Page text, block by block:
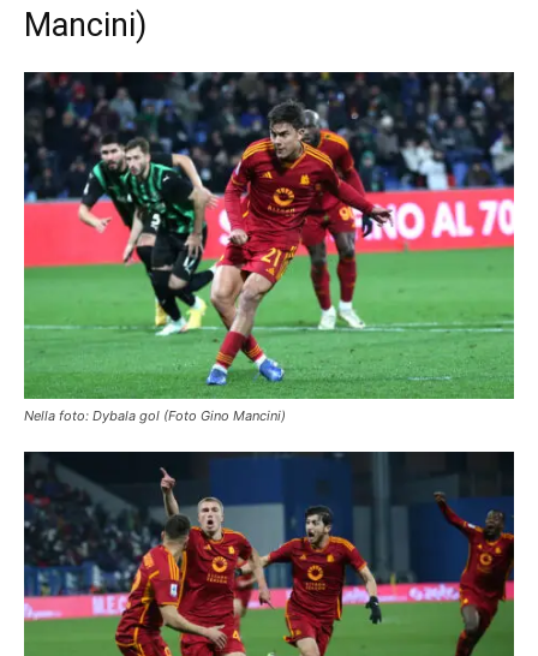
Mancini)
Nella foto: Dybala gol (Foto Gino Mancini)